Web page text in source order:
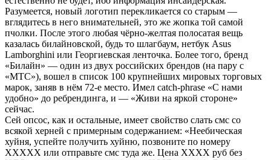
Разумеется, новый логотип перекликается со старым —
вглядитесь в него внимательней, это же жопка той самой
пчолки. После этого любая чёрно-желтая полосатая вещь
казалась билайновской, будь то шлагбаум, нетбук Asus
Lamborghini или Георгиевская ленточка. Более того, бренд
«Билайн» — один из двух российских брендов (на пару с
«МТС»), вошел в список 100 крупнейших мировых торговых
марок, заняв в нём 72-е место. Имел catch-phrase «С нами
удобно» до ребрендинга, и — «Живи на яркой стороне»
сейчас.
Сей опсос, как и остальные, имеет свойство слать смс со
всякой херней с примерным содержанием: «Неебическая
хуйня, успейте получить хуйню, позвоните по номеру
ХХХХХ или отправьте смс туда же. Цена ХХХХ руб без